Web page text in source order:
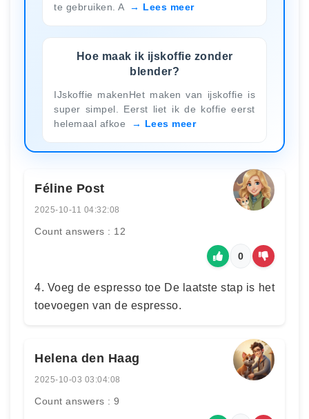
te gebruiken. A
Lees meer
Hoe maak ik ijskoffie zonder
blender?
IJskoffie makenHet maken van ijskoffie is
super simpel. Eerst liet ik de koffie eerst
helemaal afkoe
Lees meer
Féline Post
2025-10-11 04:32:08
Count answers : 12
0
4. Voeg de espresso toe De laatste stap is het
toevoegen van de espresso.
Helena den Haag
2025-10-03 03:04:08
Count answers : 9